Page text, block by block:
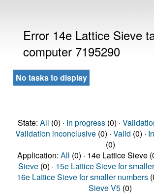
Error 14e Lattice Sieve
computer 7195290
No tasks to display
State: All (0) · In progress(0) ·
Validation inconclusive(0) · Valid (0) ·
(0)
Application: All (0) · 14e Lattice Sieve
Sieve (0) · 15e Lattice Sieve for
16e Lattice Sieve for smaller numbers
Sieve V5 (0)